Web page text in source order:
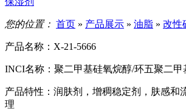
您的位置： 首页 » 产品展示 » 油脂 » 改性
产品名称： X-21-5666
INCI名称： 聚二甲基硅氧烷醇/环五聚二甲
产品特性： 润肤剂，增稠稳定剂，肤感和
理